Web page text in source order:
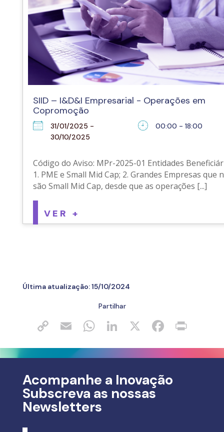
SIID – I&D&I Empresarial - Operações em
Copromoção
31/01/2025 -
30/10/2025
00:00 - 18:00
Código do Aviso: MPr-2025-01 Entidades
1. PME e Small Mid Cap; 2. Grandes Empresas que
são Small Mid Cap, desde que as operações [...]
VER +
Última atualização:15/10/2024
Partilhar
Acompanhe a Inovação
Subscreva as nossas
Newsletters